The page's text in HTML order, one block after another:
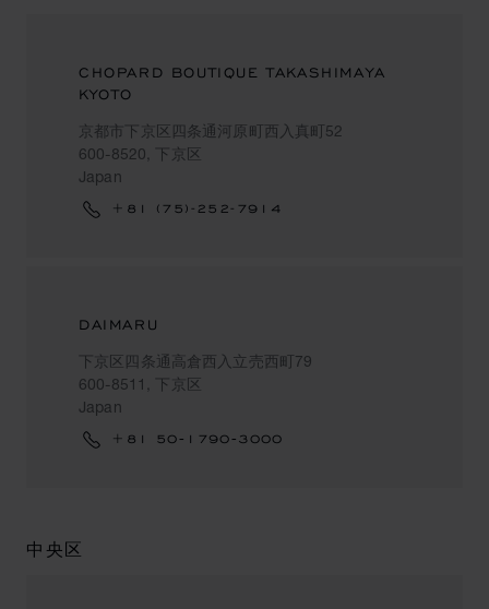
CHOPARD BOUTIQUE TAKASHIMAYA
KYOTO
京都市下京区四条通河原町西入真町52
600-8520, 下京区
Japan
+81 (75)-252-7914
DAIMARU
下京区四条通高倉西入立売西町79
600-8511, 下京区
Japan
+81 50‐1790‐3000
中央区